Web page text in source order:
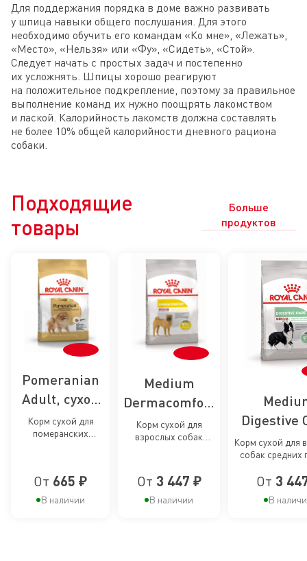
Для поддержания порядка в доме важно развивать
у шпица навыки общего послушания. Для этого
необходимо обучить его командам «Ко мне», «Лежать»,
«Место», «Нельзя» или «Фу», «Сидеть», «Стой».
Следует начать с простых задач и постепенно
их усложнять. Шпицы хорошо реагируют
на положительное подкрепление, поэтому за правильное
выполнение команд их нужно поощрять лакомством
и лаской. Калорийность лакомств должна составлять
не более 10% общей калорийности дневного рациона
собаки.
Подходящие
товары
Больше
продуктов
Pomeranian
Adult, сухой
корм для
собак породы
шпиц
Корм сухой для
померанских
От 665 ₽
В наличии
Medium
Dermacomfort
Care, сухой
корм для
раздражений
и зуда кожи у
Корм сухой для
взрослых собак
зуде кожи
От 3 447 ₽
В наличии
Digestive
сухой
собак
пород
Корм сухой для
собак средних
От 3
В